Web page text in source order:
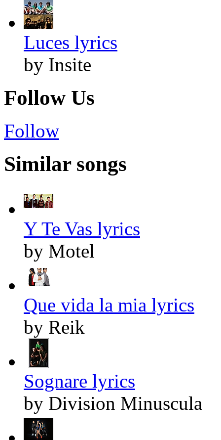
Luces lyrics
by Insite
Follow Us
Follow
Similar songs
Y Te Vas lyrics
by Motel
Que vida la mia lyrics
by Reik
Sognare lyrics
by Division Minuscula